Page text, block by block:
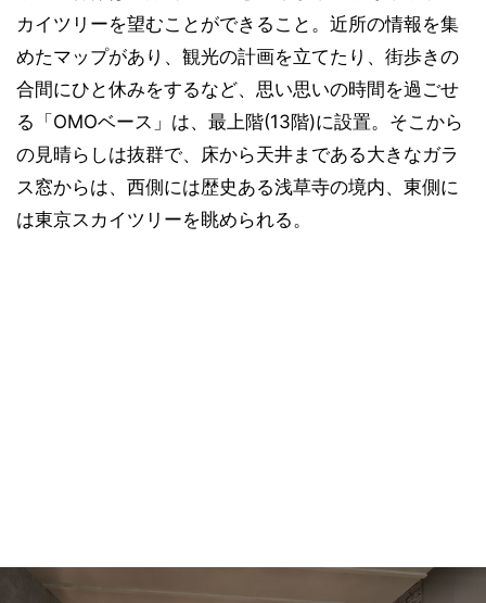
カイツリーを望むことができること。近所の情報を集
めたマップがあり、観光の計画を立てたり、街歩きの
合間にひと休みをするなど、思い思いの時間を過ごせ
る「OMOベース」は、最上階(13階)に設置。そこから
の見晴らしは抜群で、床から天井まである大きなガラ
ス窓からは、西側には歴史ある浅草寺の境内、東側に
は東京スカイツリーを眺められる。